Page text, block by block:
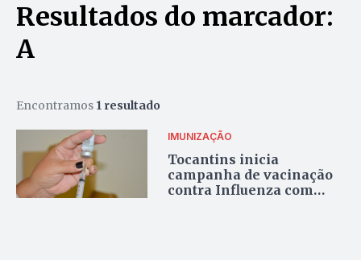
Resultados do marcador:
A
Encontramos 1 resultado
IMUNIZAÇÃO
Tocantins inicia
campanha de vacinação
contra Influenza com